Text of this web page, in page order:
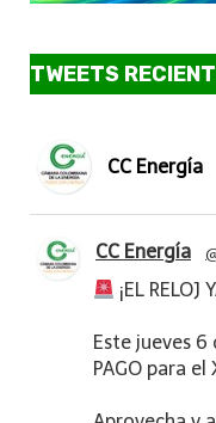
TWEETS
CC Energía
CC Energía
¡EL RELOJ
Este jueves 6
PAGO para el